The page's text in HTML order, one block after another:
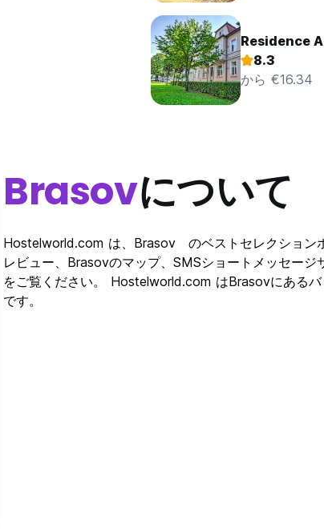
Residence
8.3
から €16.34
Brasovについて
Hostelworld.com は、Brasov のベストセレクション
レビュー、Brasovのマップ、SMSショートメッセー
をご覧ください。 Hostelworld.com はBrasovにある
です。